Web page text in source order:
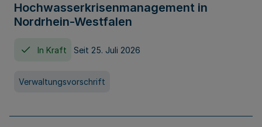
Hochwasserkrisenmanagement in
Nordrhein-Westfalen
In Kraft Seit 25. Juli 2026
Verwaltungsvorschrift